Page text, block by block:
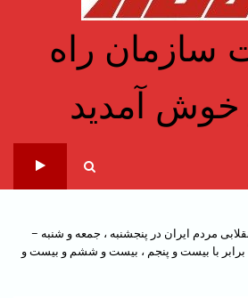
سازمان راه
خوش آمدید
مردم ایران در پنجشنبه ، جمعه و شنبه –
برابر با بیست و پنجم ، بیست و ششم و بیست و